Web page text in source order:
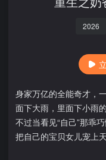
2026
身家万亿的全能奇才，
面下大雨，里面下小雨
不过当看见“自己”那乖
把自己的宝贝女儿宠上天